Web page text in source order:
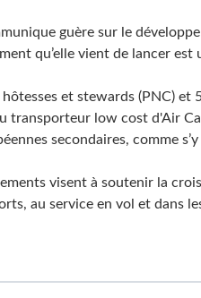
guère sur le
qu’elle vient de lancer
et stewards (PNC)
transporteur low cost d'Air
secondaires, comme
visent à soutenir la
au service en vol et dans